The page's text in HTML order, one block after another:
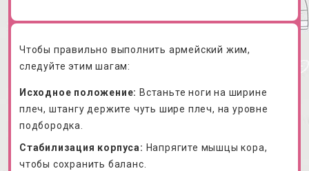
Чтобы правильно выполнить армейский жим,
следуйте этим шагам:
Исходное положение: Встаньте ноги на ширине
плеч, штангу держите чуть шире плеч, на уровне
подбородка.
Стабилизация корпуса: Напрягите мышцы кора,
чтобы сохранить баланс.